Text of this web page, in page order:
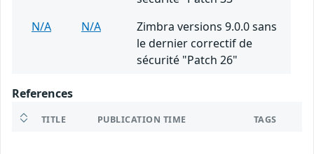
N/A
N/A
Zimbra versions 9.0.0 sans
le dernier correctif de
sécurité "Patch 26"
References
TITLE PUBLICATION TIME TAGS